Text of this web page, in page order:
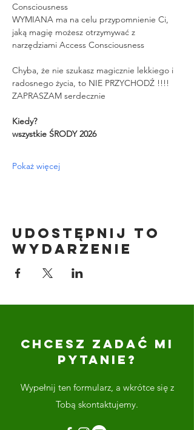
Consciousness
WYMIANA ma na celu przypomnienie Ci,
jaką magię możesz otrzymywać z
narzędziami Access Consciousness
Chyba, że nie szukasz magicznie lekkiego i
radosnego życia, to NIE PRZYCHODŹ !!!!
ZAPRASZAM serdecznie
Kiedy?
wszystkie ŚRODY 2026
Pokaż więcej
Udostępnij to
wydarzenie
CHCESZ ZADAĆ MI
PYTANIE?
Wypełnij ten formularz, a wkrótce się z
Tobą skontaktujemy.